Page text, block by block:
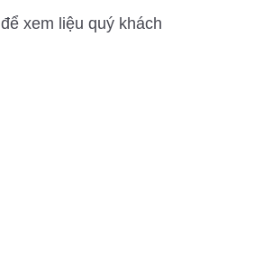
để xem liệu quý khách